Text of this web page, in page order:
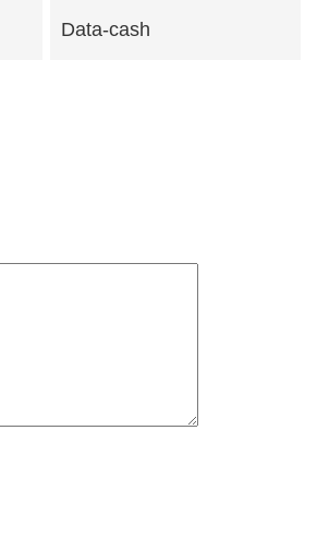
Data-cash